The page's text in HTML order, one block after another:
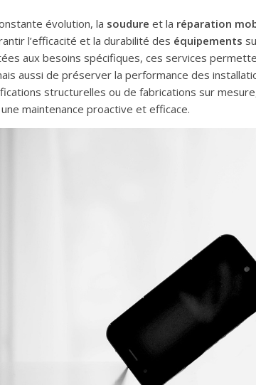
évolution, la soudure et la réparation
l’efficacité et la durabilité des équipements
aux besoins spécifiques, ces services
aussi de préserver la performance des
structurelles ou de fabrications sur
maintenance proactive et efficace.